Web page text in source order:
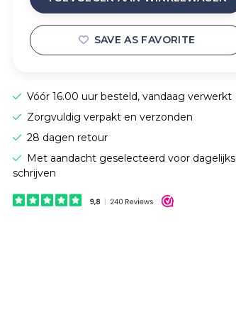
SAVE AS FAVORITE
Vóór 16.00 uur besteld, vandaag verwerkt
Zorgvuldig verpakt en verzonden
28 dagen retour
Met aandacht geselecteerd voor dagelijks
schrijven